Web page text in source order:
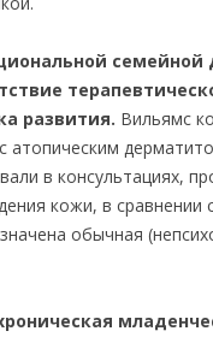
семейной
развития. Вильямс
атопическим
в консультациях,
кожи, в сравнении
обычная